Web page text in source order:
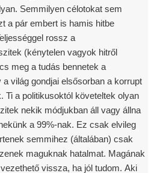
Semmilyen célotokat sem
a pár embert is hamis hitbe
rossz a
(kénytelen vagyok hitről
meg a tudás bennetek a
világ gondjai elsősorban a korrupt
Ti a politikusoktól követeltek olyan
nekik módjukban áll vagy állna
a 99%-nak. Ez csak elvileg
semmihez (általában) csak
maguknak hatalmat. Magának
vissza, ha jól tudom. Aki